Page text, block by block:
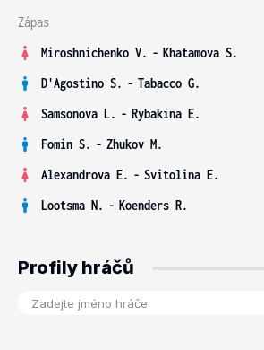
Zápas
Miroshnichenko V. - Khatamova S.
D'Agostino S. - Tabacco G.
Samsonova L. - Rybakina E.
Fomin S. - Zhukov M.
Alexandrova E. - Svitolina E.
Lootsma N. - Koenders R.
Profily hráčů